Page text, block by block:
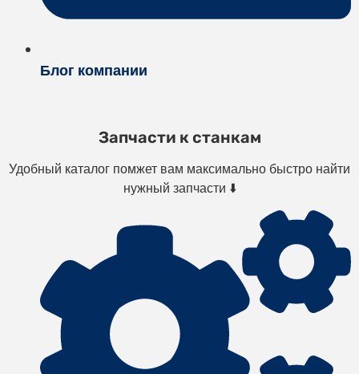
Блог компании
Запчасти к станкам
Удобный каталог помжет вам максимально быстро найти
нужный запчасти ⬇️